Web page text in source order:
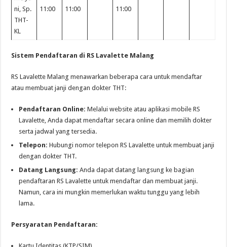
ni, Sp.
THT-
KL
11:00
11:00
11:00
Sistem Pendaftaran di RS Lavalette Malang
RS Lavalette Malang menawarkan beberapa cara untuk mendaftar
atau membuat janji dengan dokter THT:
Pendaftaran Online: Melalui website atau aplikasi mobile RS
Lavalette, Anda dapat mendaftar secara online dan memilih dokter
serta jadwal yang tersedia.
Telepon: Hubungi nomor telepon RS Lavalette untuk membuat janji
dengan dokter THT.
Datang Langsung: Anda dapat datang langsung ke bagian
pendaftaran RS Lavalette untuk mendaftar dan membuat janji.
Namun, cara ini mungkin memerlukan waktu tunggu yang lebih
lama.
Persyaratan Pendaftaran: